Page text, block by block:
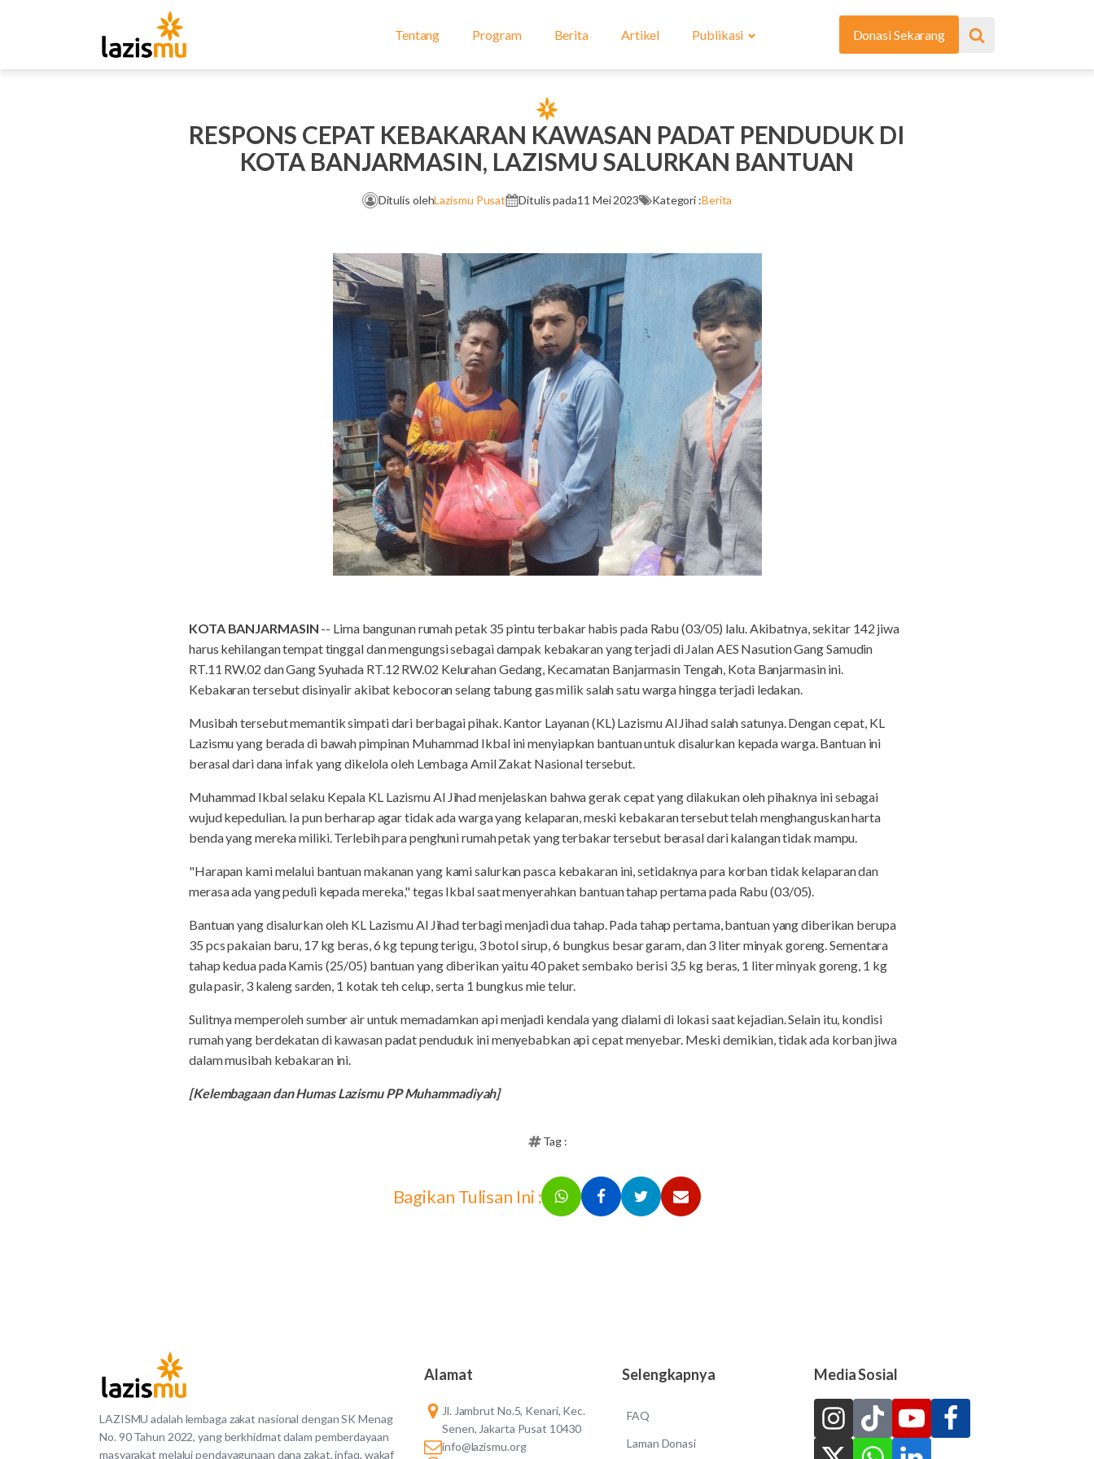
Tentang Program Berita Artikel Publikasi Donasi Sekarang
RESPONS CEPAT KEBAKARAN KAWASAN PADAT PENDUDUK DI
KOTA BANJARMASIN, LAZISMU SALURKAN BANTUAN
Ditulis olehLazismu Pusat Ditulis pada11 Mei 2023 Kategori :Berita
KOTA BANJARMASIN -- Lima bangunan rumah petak 35 pintu terbakar habis pada Rabu (03/05) lalu. Akibatnya, sekitar 142 jiwa
harus kehilangan tempat tinggal dan mengungsi sebagai dampak kebakaran yang terjadi di Jalan AES Nasution Gang Samudin
RT.11 RW.02 dan Gang Syuhada RT.12 RW.02 Kelurahan Gedang, Kecamatan Banjarmasin Tengah, Kota Banjarmasin ini.
Kebakaran tersebut disinyalir akibat kebocoran selang tabung gas milik salah satu warga hingga terjadi ledakan.
Musibah tersebut memantik simpati dari berbagai pihak. Kantor Layanan (KL) Lazismu Al Jihad salah satunya. Dengan cepat, KL
Lazismu yang berada di bawah pimpinan Muhammad Ikbal ini menyiapkan bantuan untuk disalurkan kepada warga. Bantuan ini
berasal dari dana infak yang dikelola oleh Lembaga Amil Zakat Nasional tersebut.
Muhammad Ikbal selaku Kepala KL Lazismu Al Jihad menjelaskan bahwa gerak cepat yang dilakukan oleh pihaknya ini sebagai
wujud kepedulian. Ia pun berharap agar tidak ada warga yang kelaparan, meski kebakaran tersebut telah menghanguskan harta
benda yang mereka miliki. Terlebih para penghuni rumah petak yang terbakar tersebut berasal dari kalangan tidak mampu.
"Harapan kami melalui bantuan makanan yang kami salurkan pasca kebakaran ini, setidaknya para korban tidak kelaparan dan
merasa ada yang peduli kepada mereka," tegas Ikbal saat menyerahkan bantuan tahap pertama pada Rabu (03/05).
Bantuan yang disalurkan oleh KL Lazismu Al Jihad terbagi menjadi dua tahap. Pada tahap pertama, bantuan yang diberikan berupa
35 pcs pakaian baru, 17 kg beras, 6 kg tepung terigu, 3 botol sirup, 6 bungkus besar garam, dan 3 liter minyak goreng. Sementara
tahap kedua pada Kamis (25/05) bantuan yang diberikan yaitu 40 paket sembako berisi 3,5 kg beras, 1 liter minyak goreng, 1 kg
gula pasir, 3 kaleng sarden, 1 kotak teh celup, serta 1 bungkus mie telur.
Sulitnya memperoleh sumber air untuk memadamkan api menjadi kendala yang dialami di lokasi saat kejadian. Selain itu, kondisi
rumah yang berdekatan di kawasan padat penduduk ini menyebabkan api cepat menyebar. Meski demikian, tidak ada korban jiwa
dalam musibah kebakaran ini.
[Kelembagaan dan Humas Lazismu PP Muhammadiyah]
Tag :
Bagikan Tulisan Ini :
LAZISMU adalah lembaga zakat nasional dengan SK Menag
No. 90 Tahun 2022, yang berkhidmat dalam pemberdayaan
masyarakat melalui pendayagunaan dana zakat, infaq, wakaf
Alamat
Jl. Jambrut No.5, Kenari, Kec.
Senen, Jakarta Pusat 10430
info@lazismu.org
Selengkapnya
FAQ
Laman Donasi
Media Sosial